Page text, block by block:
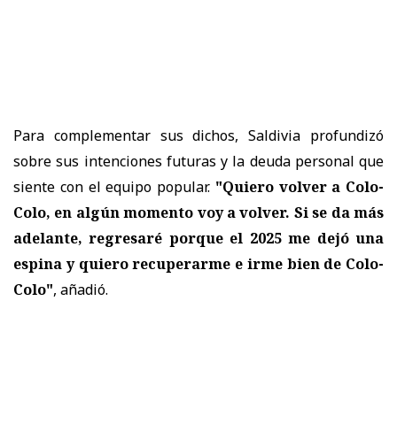
Para complementar sus dichos, Saldivia profundizó
sobre sus intenciones futuras y la deuda personal que
siente con el equipo popular. "Quiero volver a Colo-
Colo, en algún momento voy a volver. Si se da más
adelante, regresaré porque el 2025 me dejó una
espina y quiero recuperarme e irme bien de Colo-
Colo", añadió.